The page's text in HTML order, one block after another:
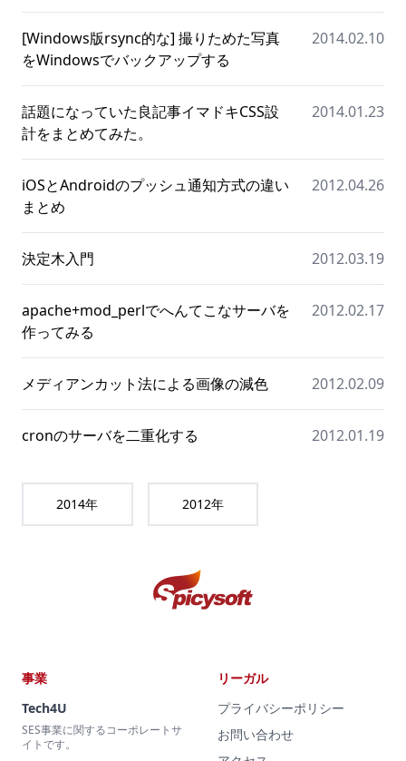
[Windows版rsync的な] 撮りためた写真
をWindowsでバックアップする
2014.02.10
話題になっていた良記事イマドキCSS設
計をまとめてみた。
2014.01.23
iOSとAndroidのプッシュ通知方式の違い
まとめ
2012.04.26
決定木入門 2012.03.19
apache+mod_perlでへんてこなサーバを
作ってみる
2012.02.17
メディアンカット法による画像の減色 2012.02.09
cronのサーバを二重化する 2012.01.19
2014年 2012年
事業
Tech4U
SES事業に関するコーポレートサ
イトです。
リーガル
プライバシーポリシー
お問い合わせ